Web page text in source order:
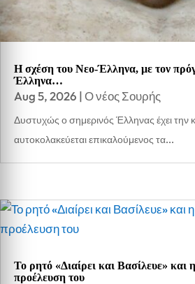
Η σχέση του Νεο-Έλληνα, με τον
Έλληνα…
Aug 5, 2026 |Ο νέος Σουρής
Δυστυχώς ο σημερινός Έλληνας έχει την
αυτοκολακεύεται επικαλούμενος τα...
Το ρητό «Διαίρει και Βασίλευε» και
προέλευση του